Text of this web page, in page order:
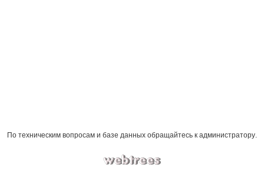
По техническим вопросам и базе данных обращайтесь к администратору.